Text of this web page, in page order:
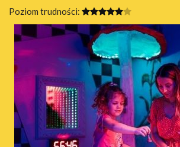
Poziom trudności: